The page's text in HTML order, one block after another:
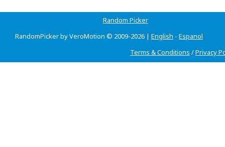
Random Picker
RandomPicker by VeroMotion © 2009-2026 | English - Espanol
Terms & Conditions /Privacy